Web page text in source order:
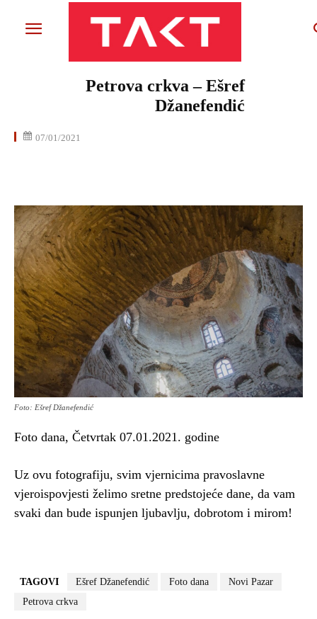
Petrova crkva – Ešref
Džanefendić
07/01/2021
Foto: Ešref Džanefendić
Foto dana, Četvrtak 07.01.2021. godine
Uz ovu fotografiju, svim vjernicima pravoslavne
vjeroispovjesti želimo sretne predstojeće dane, da vam
svaki dan bude ispunjen ljubavlju, dobrotom i mirom!
TAGOVI Ešref Džanefendić Foto dana
Novi Pazar
Petrova crkva